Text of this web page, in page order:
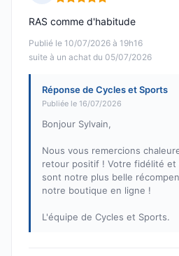
Note : 5 sur 5
Publié le 10/07/2026 à 19h16
suite à un achat du 05/07/2026
RAS comme d'habitude
Réponse de Cycles et Sports
Publiée le 16/07/2026
Bonjour Sylvain,
Nous vous remercions
retour positif ! Votre fidélité et
sont notre plus belle
notre boutique en ligne !
L'équipe de Cycles et Sports.